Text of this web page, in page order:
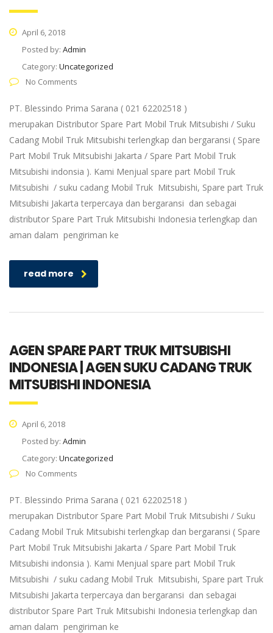
April 6, 2018
Posted by: Admin
Category: Uncategorized
No Comments
PT. Blessindo Prima Sarana ( 021 62202518 )
merupakan Distributor Spare Part Mobil Truk Mitsubishi / Suku
Cadang Mobil Truk Mitsubishi terlengkap dan bergaransi ( Spare
Part Mobil Truk Mitsubishi Jakarta / Spare Part Mobil Truk
Mitsubishi indonsia ). Kami Menjual spare part Mobil Truk
Mitsubishi / suku cadang Mobil Truk Mitsubishi, Spare part Truk
Mitsubishi Jakarta terpercaya dan bergaransi dan sebagai
distributor Spare Part Truk Mitsubishi Indonesia terlengkap dan
aman dalam pengiriman ke
read more
AGEN SPARE PART TRUK MITSUBISHI
INDONESIA | AGEN SUKU CADANG TRUK
MITSUBISHI INDONESIA
April 6, 2018
Posted by: Admin
Category: Uncategorized
No Comments
PT. Blessindo Prima Sarana ( 021 62202518 )
merupakan Distributor Spare Part Mobil Truk Mitsubishi / Suku
Cadang Mobil Truk Mitsubishi terlengkap dan bergaransi ( Spare
Part Mobil Truk Mitsubishi Jakarta / Spare Part Mobil Truk
Mitsubishi indonsia ). Kami Menjual spare part Mobil Truk
Mitsubishi / suku cadang Mobil Truk Mitsubishi, Spare part Truk
Mitsubishi Jakarta terpercaya dan bergaransi dan sebagai
distributor Spare Part Truk Mitsubishi Indonesia terlengkap dan
aman dalam pengiriman ke